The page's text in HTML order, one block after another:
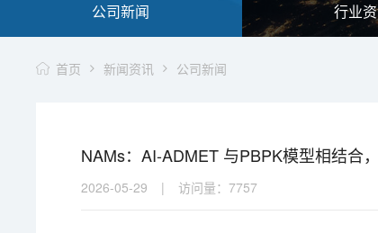
公司新闻 行业
首页 新闻资讯 公司新闻
NAMs：AI-ADMET 与PBPK模型相结合
2026-05-29 | 访问量：7757